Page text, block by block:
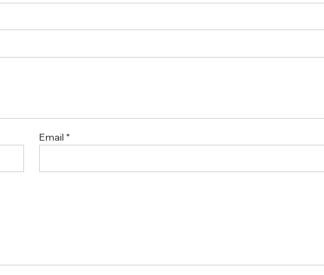
Email *